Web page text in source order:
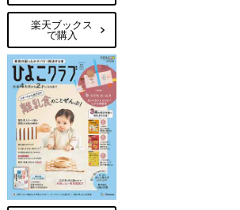
楽天ブックス
で購入